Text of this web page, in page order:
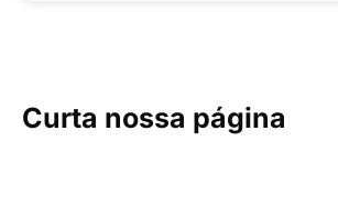
Curta nossa página